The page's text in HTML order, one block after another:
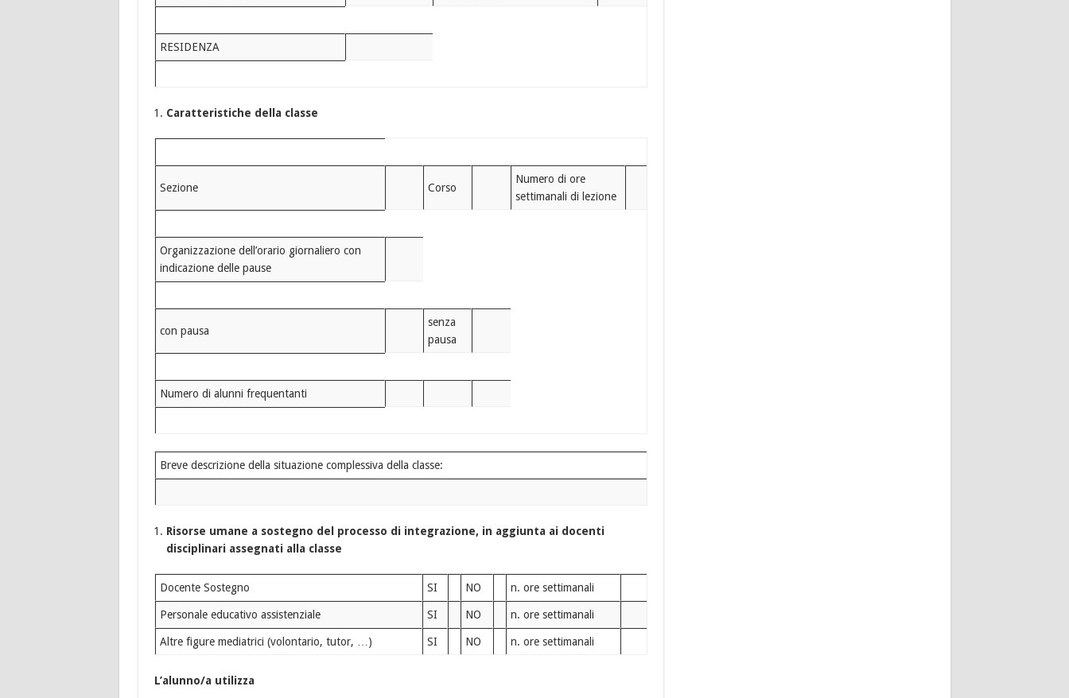
RESIDENZA
Caratteristiche della classe
Sezione Corso
Numero di ore
settimanali di lezione
Organizzazione dell’orario giornaliero con
indicazione delle pause
con pausa
senza
pausa
Numero di alunni frequentanti
Breve descrizione della situazione complessiva della classe:
Risorse umane a sostegno del processo di integrazione, in aggiunta ai docenti
disciplinari assegnati alla classe
Docente Sostegno SI NO n. ore settimanali
Personale educativo assistenziale SI NO n. ore settimanali
Altre figure mediatrici (volontario, tutor, …) SI NO n. ore settimanali
L’alunno/a utilizza